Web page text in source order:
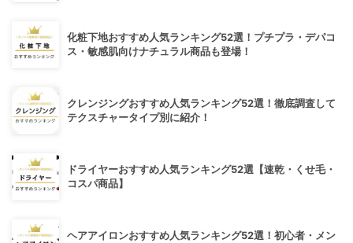
化粧下地おすすめ人気ランキング52選！プチプラ・デパコ
ス・敏感肌向けナチュラル商品も登場！
クレンジングおすすめ人気ランキング52選！徹底調査して
テクスチャータイプ別に紹介！
ドライヤーおすすめ人気ランキング52選【速乾・くせ毛・
コスパ商品】
ヘアアイロンおすすめ人気ランキング52選！初心者・メン